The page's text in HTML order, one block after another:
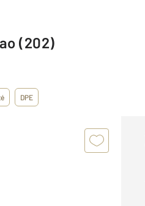
(202)
DPE